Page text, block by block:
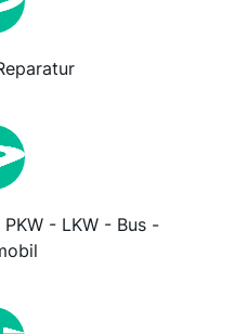
- LKW - Bus -